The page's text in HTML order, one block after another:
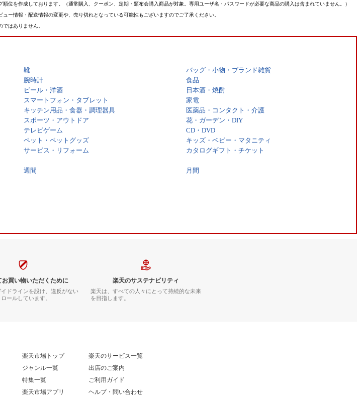
を作成しております。（通常購入、クーポン、定期・頒布会購入商品が対象。専用ユーザ名・パスワードが必要な商品の購入は含まれていません。）
ー情報・配送情報の変更や、売り切れとなっている可能性もございますのでご了承ください。
はありません。
靴
バッグ・小物・ブランド雑貨
腕時計
食品
ビール・洋酒
日本酒・焼酎
スマートフォン・タブレット
家電
キッチン用品・食器・調理器具
医薬品・コンタクト・介護
スポーツ・アウトドア
花・ガーデン・DIY
テレビゲーム
CD・DVD
ペット・ペットグッズ
キッズ・ベビー・マタニティ
サービス・リフォーム
カタログギフト・チケット
週間
月間
お買い物いただくために
ドラインを設け、違反がない
ールしています。
楽天のサステナビリティ
楽天は、すべての人々にとって持続的な未来
を目指します。
楽天市場トップ
ジャンル一覧
特集一覧
楽天市場アプリ
楽天のサービス一覧
出店のご案内
ご利用ガイド
ヘルプ・問い合わせ